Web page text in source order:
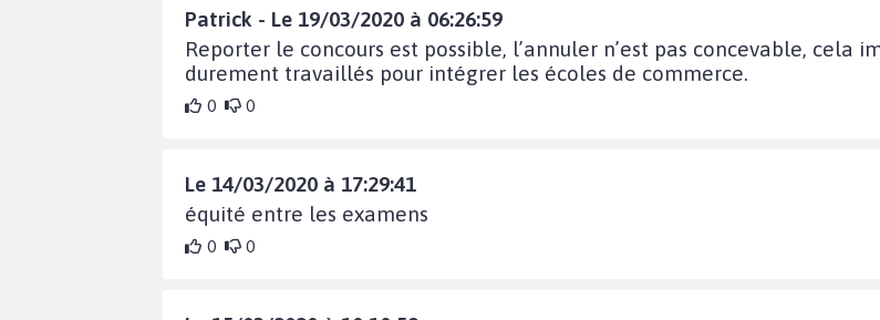
Patrick - Le 19/03/2020 à 06:26:59
Reporter le concours est possible, l’annuler n’est pas concevable, cela
durement travaillés pour intégrer les écoles de commerce.
0 0
Le 14/03/2020 à 17:29:41
équité entre les examens
0 0